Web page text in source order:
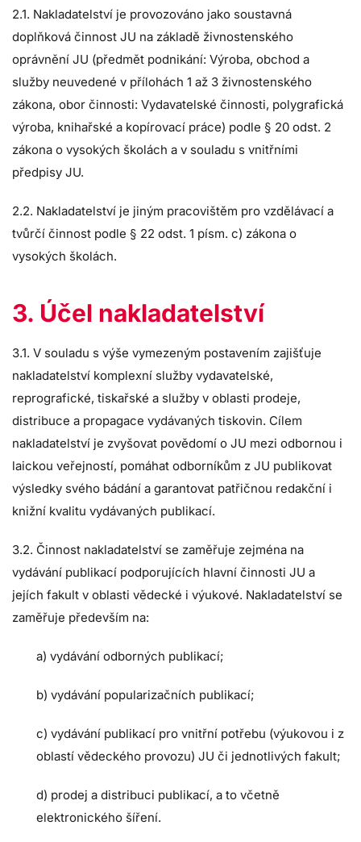
2.1. Nakladatelství je provozováno jako soustavná
doplňková činnost JU na základě živnostenského
oprávnění JU (předmět podnikání: Výroba, obchod a
služby neuvedené v přílohách 1 až 3 živnostenského
zákona, obor činnosti: Vydavatelské činnosti, polygrafická
výroba, knihařské a kopírovací práce) podle § 20 odst. 2
zákona o vysokých školách a v souladu s vnitřními
předpisy JU.
2.2. Nakladatelství je jiným pracovištěm pro vzdělávací a
tvůrčí činnost podle § 22 odst. 1 písm. c) zákona o
vysokých školách.
3. Účel nakladatelství
3.1. V souladu s výše vymezeným postavením zajišťuje
nakladatelství komplexní služby vydavatelské,
reprografické, tiskařské a služby v oblasti prodeje,
distribuce a propagace vydávaných tiskovin. Cílem
nakladatelství je zvyšovat povědomí o JU mezi odbornou i
laickou veřejností, pomáhat odborníkům z JU publikovat
výsledky svého bádání a garantovat patřičnou redakční i
knižní kvalitu vydávaných publikací.
3.2. Činnost nakladatelství se zaměřuje zejména na
vydávání publikací podporujících hlavní činnosti JU a
jejích fakult v oblasti vědecké i výukové. Nakladatelství se
zaměřuje především na:
a) vydávání odborných publikací;
b) vydávání popularizačních publikací;
c) vydávání publikací pro vnitřní potřebu (výukovou i z
oblastí vědeckého provozu) JU či jednotlivých fakult;
d) prodej a distribuci publikací, a to včetně
elektronického šíření.